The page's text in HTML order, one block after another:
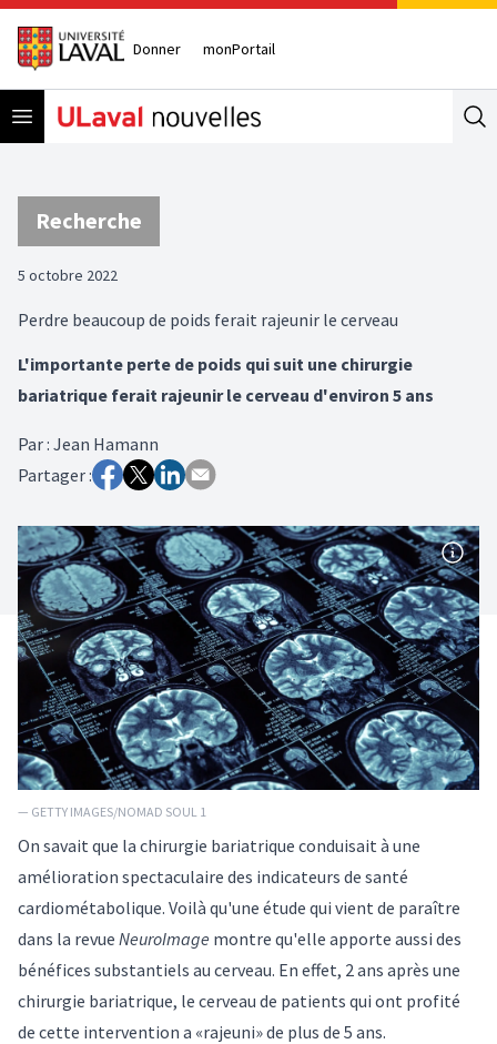
Donner monPortail
Open menu
Recherche
5 octobre 2022
Perdre beaucoup de poids ferait rajeunir le cerveau
L'importante perte de poids qui suit une chirurgie
bariatrique ferait rajeunir le cerveau d'environ 5 ans
Par: Jean Hamann
Partager :
— GETTY IMAGES/NOMAD SOUL 1
On savait que la chirurgie bariatrique conduisait à une
amélioration spectaculaire des indicateurs de santé
cardiométabolique. Voilà qu'une étude qui vient de paraître
dans la revue NeuroImage montre qu'elle apporte aussi des
bénéfices substantiels au cerveau. En effet, 2 ans après une
chirurgie bariatrique, le cerveau de patients qui ont profité
de cette intervention a «rajeuni» de plus de 5 ans.